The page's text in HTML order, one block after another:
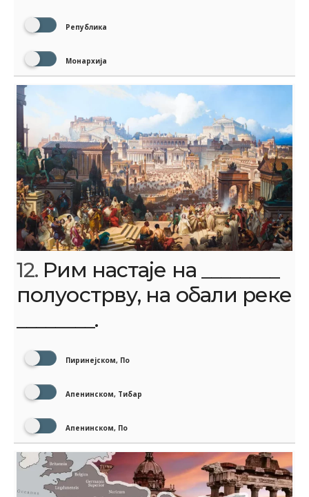
Република
Монархија
12. Рим настаје на ________
полуострву, на обали реке
________.
Пиринејском, По
Апенинском, Тибар
Апенинском, По